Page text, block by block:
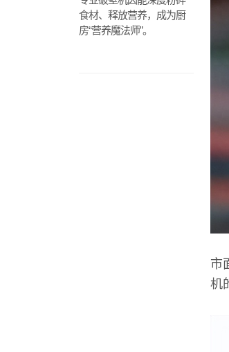
食材、释放营养，成为厨
房“营养魔法师”。
市
机